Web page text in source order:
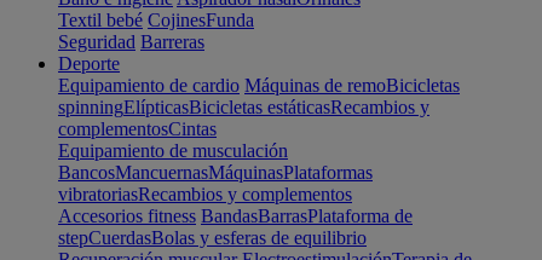
Textil bebé CojinesFunda
Seguridad Barreras
Deporte
Equipamiento de cardio Máquinas de remoBicicletas
spinningElípticasBicicletas estáticasRecambios y
complementosCintas
Equipamiento de musculación
BancosMancuernasMáquinasPlataformas
vibratoriasRecambios y complementos
Accesorios fitness BandasBarrasPlataforma de
stepCuerdasBolas y esferas de equilibrio